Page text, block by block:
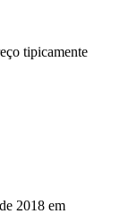
tipicamente
2018 em